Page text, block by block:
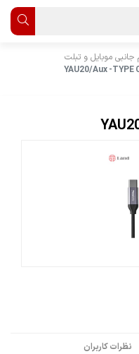
جانبی موبایل و تبلت
نظرات کاربران